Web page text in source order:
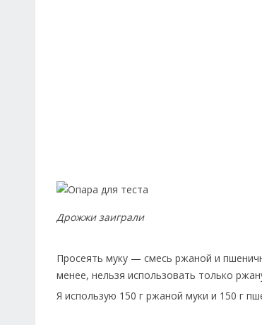
Дрожжи заиграли
Просеять муку — смесь ржаной и
менее, нельзя использовать только
Я использую 150 г ржаной муки и 150 г